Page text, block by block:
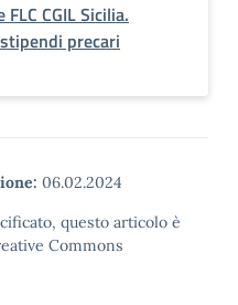
CGIL Sicilia.
precari
06.02.2024
questo articolo è
Commons